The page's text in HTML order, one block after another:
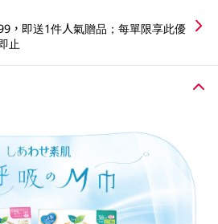
，即送1件人氣贈品；每單限享此優
止